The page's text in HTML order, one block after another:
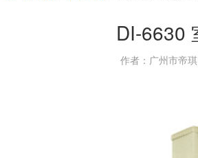
DI-6630
作者：广州市帝